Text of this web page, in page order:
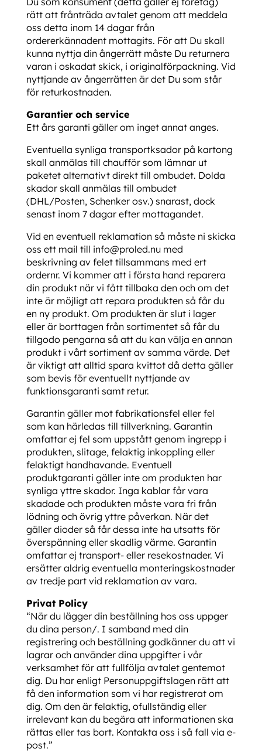
rätt att frånträda avtalet genom att meddela
oss detta inom 14 dagar från
ordererkännadent mottagits. För att Du skall
kunna nyttja din ångerrätt måste Du returnera
varan i oskadat skick, i originalförpackning. Vid
nyttjande av ångerrätten är det Du som står
för returkostnaden.
Garantier och service
Ett års garanti gäller om inget annat anges.
Eventuella synliga transportksador på kartong
skall anmälas till chaufför som lämnar ut
paketet alternativt direkt till ombudet. Dolda
skador skall anmälas till ombudet
(DHL/Posten, Schenker osv.) snarast, dock
senast inom 7 dagar efter mottagandet.
Vid en eventuell reklamation så måste ni skicka
oss ett mail till info@proled.nu med
beskrivning av felet tillsammans med ert
ordernr. Vi kommer att i första hand reparera
din produkt när vi fått tillbaka den och om det
inte är möjligt att repara produkten så får du
en ny produkt. Om produkten är slut i lager
eller är borttagen från sortimentet så får du
tillgodo pengarna så att du kan välja en annan
produkt i vårt sortiment av samma värde. Det
är viktigt att alltid spara kvittot då detta gäller
som bevis för eventuellt nyttjande av
funktionsgaranti samt retur.
Garantin gäller mot fabrikationsfel eller fel
som kan härledas till tillverkning. Garantin
omfattar ej fel som uppstått genom ingrepp i
produkten, slitage, felaktig inkoppling eller
felaktigt handhavande. Eventuell
produktgaranti gäller inte om produkten har
synliga yttre skador. Inga kablar får vara
skadade och produkten måste vara fri från
lödning och övrig yttre påverkan. När det
gäller dioder så får dessa inte ha utsatts för
överspänning eller skadlig värme. Garantin
omfattar ej transport- eller resekostnader. Vi
ersätter aldrig eventuella monteringskostnader
av tredje part vid reklamation av vara.
Privat Policy
“När du lägger din beställning hos oss uppger
du dina person/. I samband med din
registrering och beställning godkänner du att vi
lagrar och använder dina uppgifter i vår
verksamhet för att fullfölja avtalet gentemot
dig. Du har enligt Personuppgiftslagen rätt att
få den information som vi har registrerat om
dig. Om den är felaktig, ofullständig eller
irrelevant kan du begära att informationen ska
rättas eller tas bort. Kontakta oss i så fall via e-
post.”